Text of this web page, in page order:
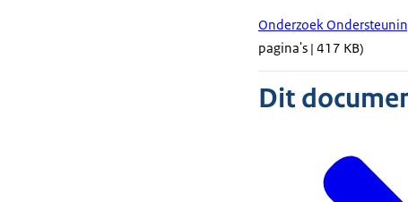
Onderzoek
pagina's | 417 KB)
Dit